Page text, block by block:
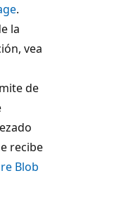
.
la
vea
de
recibe
Blob